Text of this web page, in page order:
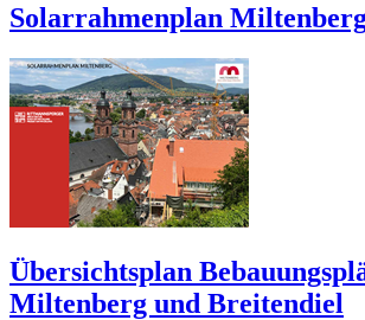
Solarrahmenplan
Übersichtsplan
Miltenberg und Breitendiel